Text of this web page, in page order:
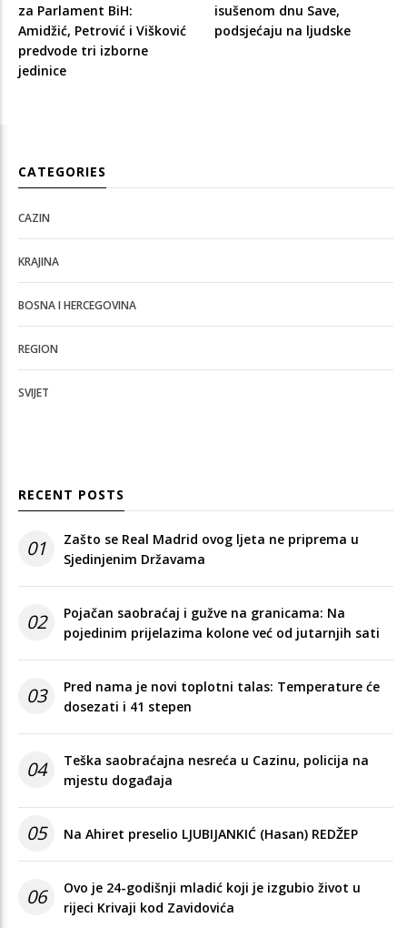
za Parlament BiH:
Amidžić, Petrović i Višković
predvode tri izborne
jedinice
isušenom dnu Save,
podsjećaju na ljudske
CATEGORIES
CAZIN
KRAJINA
BOSNA I HERCEGOVINA
REGION
SVIJET
RECENT POSTS
01
Zašto se Real Madrid ovog ljeta ne priprema u
Sjedinjenim Državama
02
Pojačan saobraćaj i gužve na granicama: Na
pojedinim prijelazima kolone već od jutarnjih sati
03
Pred nama je novi toplotni talas: Temperature će
dosezati i 41 stepen
04
Teška saobraćajna nesreća u Cazinu, policija na
mjestu događaja
05 Na Ahiret preselio LJUBIJANKIĆ (Hasan) REDŽEP
06
Ovo je 24-godišnji mladić koji je izgubio život u
rijeci Krivaji kod Zavidovića